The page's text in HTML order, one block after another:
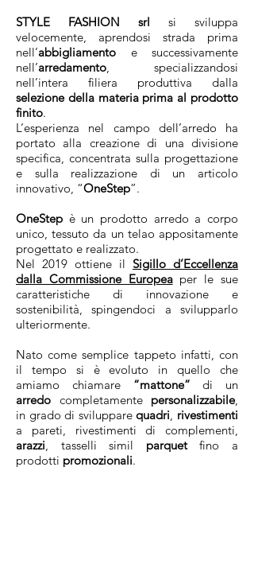
STYLE FASHION srl si sviluppa
velocemente, aprendosi strada prima
nell’abbigliamento e successivamente
nell’arredamento, specializzandosi
nell’intera filiera produttiva dalla
selezione della materia prima al prodotto
finito.
L’esperienza nel campo dell’arredo ha
portato alla creazione di una divisione
specifica, concentrata sulla progettazione
e sulla realizzazione di un articolo
innovativo, “OneStep”.
OneStep è un prodotto arredo a corpo
unico, tessuto da un telao appositamente
progettato e realizzato.
Nel 2019 ottiene il Sigillo d’Eccellenza
dalla Commissione Europeaper le sue
caratteristiche di innovazione e
sostenibilità, spingendoci a svilupparlo
ulteriormente.
Nato come semplice tappeto infatti, con
il tempo si è evoluto in quello che
amiamo chiamare “mattone” di un
arredo completamente personalizzabile,
in grado di svilupparequadri, rivestimenti
a pareti, rivestimenti di complementi,
arazzi, tasselli simil parquetfino a
prodotti promozionali.